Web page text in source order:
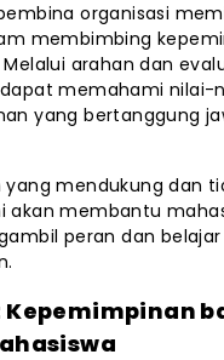
organisasi
membimbing
arahan dan
memahami nilai-
yang bertanggung
yang mendukung dan
akan membantu
peran dan belajar